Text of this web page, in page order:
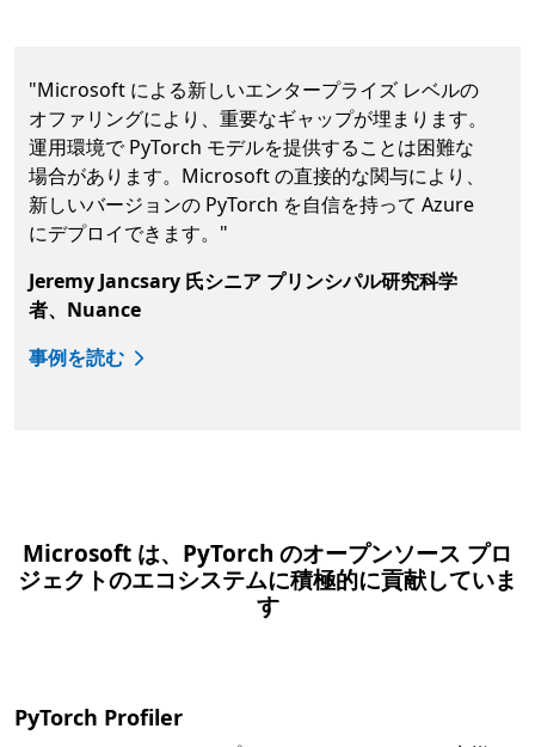
"Microsoft による新しいエンタープライズ レベルの
オファリングにより、重要なギャップが埋まります。
運用環境で PyTorch モデルを提供することは困難な
場合があります。Microsoft の直接的な関与により、
新しいバージョンの PyTorch を自信を持って Azure
にデプロイできます。"
Jeremy Jancsary 氏シニア プリンシパル研究科学
者、Nuance
事例を読む
Microsoft は、PyTorch のオープンソース プロ
ジェクトのエコシステムに積極的に貢献していま
す
PyTorch Profiler